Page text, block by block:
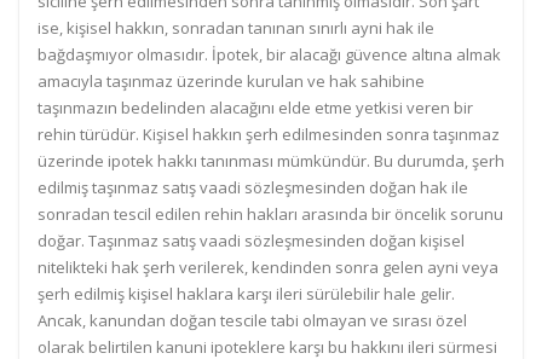
ise, kişisel hakkın, sonradan tanınan sınırlı ayni hak ile
bağdaşmıyor olmasıdır. İpotek, bir alacağı güvence altına almak
amacıyla taşınmaz üzerinde kurulan ve hak sahibine
taşınmazın bedelinden alacağını elde etme yetkisi veren bir
rehin türüdür. Kişisel hakkın şerh edilmesinden sonra taşınmaz
üzerinde ipotek hakkı tanınması mümkündür. Bu durumda, şerh
edilmiş taşınmaz satış vaadi sözleşmesinden doğan hak ile
sonradan tescil edilen rehin hakları arasında bir öncelik sorunu
doğar. Taşınmaz satış vaadi sözleşmesinden doğan kişisel
nitelikteki hak şerh verilerek, kendinden sonra gelen ayni veya
şerh edilmiş kişisel haklara karşı ileri sürülebilir hale gelir.
Ancak, kanundan doğan tescile tabi olmayan ve sırası özel
olarak belirtilen kanuni ipoteklere karşı bu hakkını ileri sürmesi